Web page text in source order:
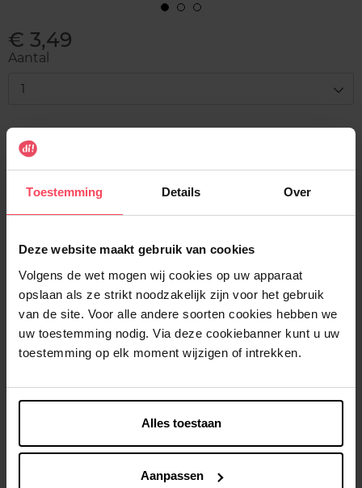
Toestemming Details Over
Deze website maakt gebruik van cookies
Volgens de wet mogen wij cookies op uw apparaat
opslaan als ze strikt noodzakelijk zijn voor het gebruik
van de site. Voor alle andere soorten cookies hebben we
uw toestemming nodig. Via deze cookiebanner kunt u uw
toestemming op elk moment wijzigen of intrekken.
Alles toestaan
Aanpassen
€ 3,49
Aantal
1
Voorradig
In winkelmandje
Gratis retour in je winkelpunt
Verzending binnen 24u